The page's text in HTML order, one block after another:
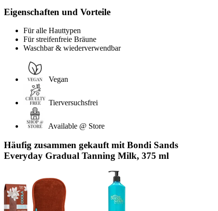
Eigenschaften und Vorteile
Für alle Hauttypen
Für streifenfreie Bräune
Waschbar & wiederverwendbar
Vegan
Tierversuchsfrei
Available @ Store
Häufig zusammen gekauft mit Bondi Sands
Everyday Gradual Tanning Milk, 375 ml